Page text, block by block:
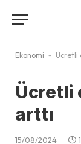
Ekonomi - Ücretli
Ücretli
arttı
15/08/2024